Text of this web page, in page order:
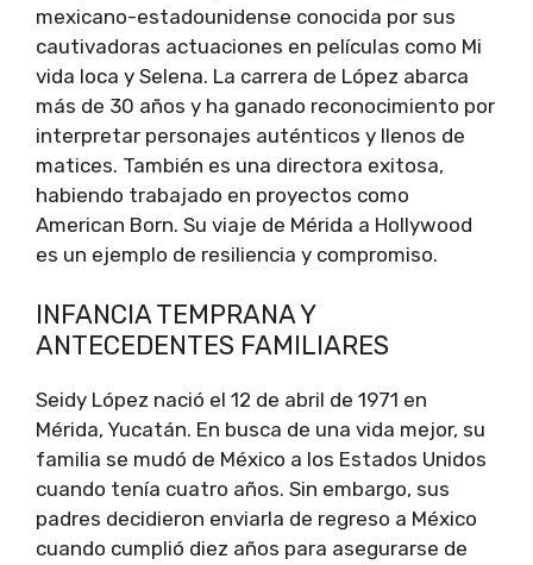
mexicano-estadounidense conocida por sus
cautivadoras actuaciones en películas como Mi
vida loca y Selena. La carrera de López abarca
más de 30 años y ha ganado reconocimiento por
interpretar personajes auténticos y llenos de
matices. También es una directora exitosa,
habiendo trabajado en proyectos como
American Born. Su viaje de Mérida a Hollywood
es un ejemplo de resiliencia y compromiso.
INFANCIA TEMPRANA Y
ANTECEDENTES FAMILIARES
Seidy López nació el 12 de abril de 1971 en
Mérida, Yucatán. En busca de una vida mejor, su
familia se mudó de México a los Estados Unidos
cuando tenía cuatro años. Sin embargo, sus
padres decidieron enviarla de regreso a México
cuando cumplió diez años para asegurarse de